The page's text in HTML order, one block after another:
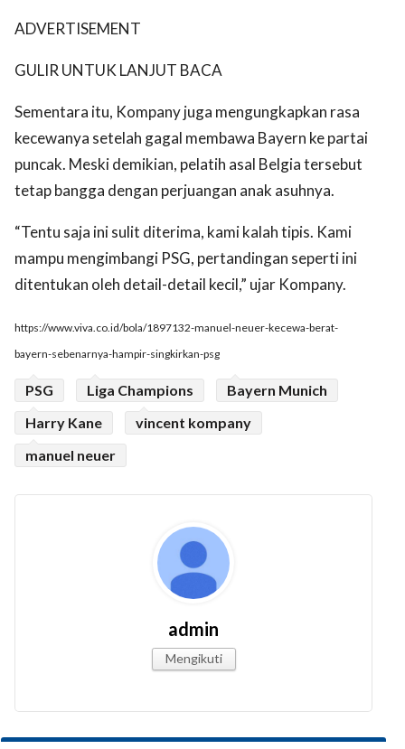
ADVERTISEMENT
GULIR UNTUK LANJUT BACA
Sementara itu, Kompany juga mengungkapkan rasa
kecewanya setelah gagal membawa Bayern ke partai
puncak. Meski demikian, pelatih asal Belgia tersebut
tetap bangga dengan perjuangan anak asuhnya.
“Tentu saja ini sulit diterima, kami kalah tipis. Kami
mampu mengimbangi PSG, pertandingan seperti ini
ditentukan oleh detail-detail kecil,” ujar Kompany.
https://www.viva.co.id/bola/1897132-manuel-neuer-kecewa-berat-
bayern-sebenarnya-hampir-singkirkan-psg
PSG Liga Champions
Bayern Munich
Harry Kane
vincent kompany
manuel neuer
admin
Mengikuti